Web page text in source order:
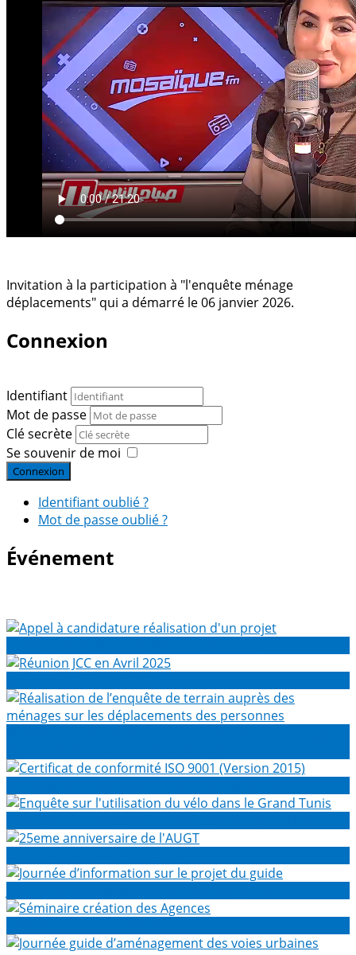
Invitation à la participation à "l'enquête ménage
déplacements" qui a démarré le 06 janvier 2026.
Connexion
Identifiant
Mot de passe
Clé secrète
Se souvenir de moi
Connexion
Identifiant oublié ?
Mot de passe oublié ?
Événement